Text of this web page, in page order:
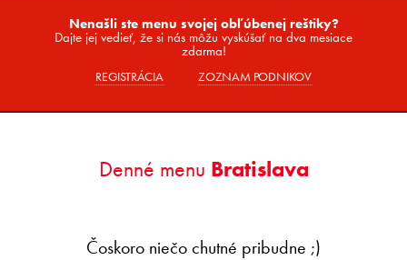
Nenašli ste menu svojej obľúbenej reštiky?
Dajte jej vedieť, že si nás môžu vyskúšať na dva mesiace
zdarma!
REGISTRÁCIA ZOZNAM PODNIKOV
Denné menu Bratislava
Čoskoro niečo chutné pribudne ;)